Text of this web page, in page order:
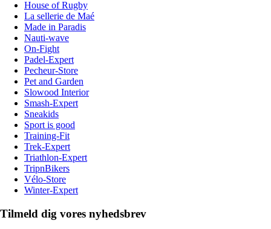
House of Rugby
La sellerie de Maé
Made in Paradis
Nauti-wave
On-Fight
Padel-Expert
Pecheur-Store
Pet and Garden
Slowood Interior
Smash-Expert
Sneakids
Sport is good
Training-Fit
Trek-Expert
Triathlon-Expert
TripnBikers
Vélo-Store
Winter-Expert
Tilmeld dig vores nyhedsbrev